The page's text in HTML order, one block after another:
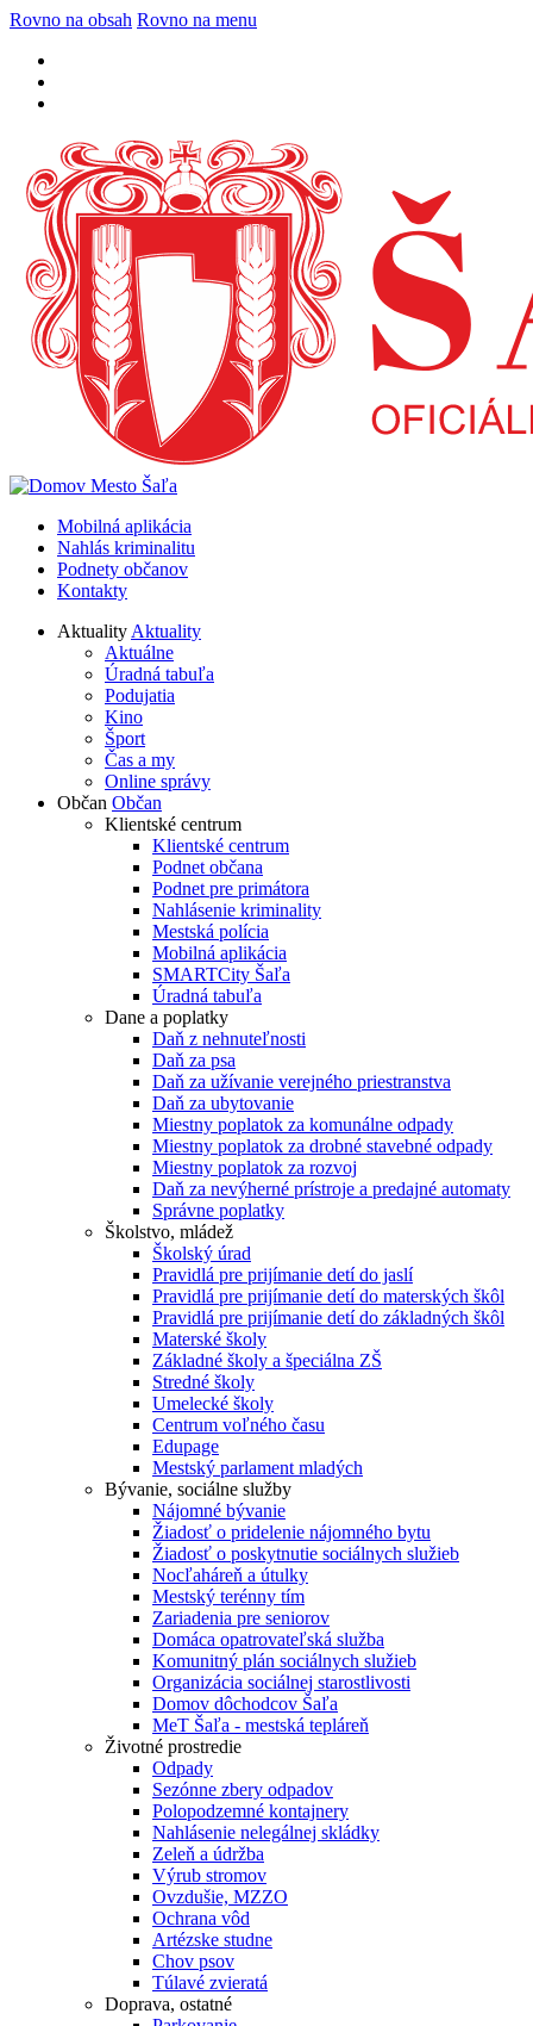
Rovno na obsah Rovno na menu
Mobilná aplikácia
Nahlás kriminalitu
Podnety občanov
Kontakty
AktualityAktuality
Aktuálne
Úradná tabuľa
Podujatia
Kino
Šport
Čas a my
Online správy
Občan Občan
Klientské centrum
Klientské centrum
Podnet občana
Podnet pre primátora
Nahlásenie kriminality
Mestská polícia
Mobilná aplikácia
SMARTCity Šaľa
Úradná tabuľa
Dane a poplatky
Daň z nehnuteľnosti
Daň za psa
Daň za užívanie verejného priestranstva
Daň za ubytovanie
Miestny poplatok za komunálne odpady
Miestny poplatok za drobné stavebné odpady
Miestny poplatok za rozvoj
Daň za nevýherné prístroje a predajné automaty
Správne poplatky
Školstvo, mládež
Školský úrad
Pravidlá pre prijímanie detí do jaslí
Pravidlá pre prijímanie detí do materských škôl
Pravidlá pre prijímanie detí do základných škôl
Materské školy
Základné školy a špeciálna ZŠ
Stredné školy
Umelecké školy
Centrum voľného času
Edupage
Mestský parlament mladých
Bývanie, sociálne služby
Nájomné bývanie
Žiadosť o pridelenie nájomného bytu
Žiadosť o poskytnutie sociálnych služieb
Nocľaháreň a útulky
Mestský terénny tím
Zariadenia pre seniorov
Domáca opatrovateľská služba
Komunitný plán sociálnych služieb
Organizácia sociálnej starostlivosti
Domov dôchodcov Šaľa
MeT Šaľa - mestská tepláreň
Životné prostredie
Odpady
Sezónne zbery odpadov
Polopodzemné kontajnery
Nahlásenie nelegálnej skládky
Zeleň a údržba
Výrub stromov
Ovzdušie, MZZO
Ochrana vôd
Artézske studne
Chov psov
Túlavé zvieratá
Doprava, ostatné